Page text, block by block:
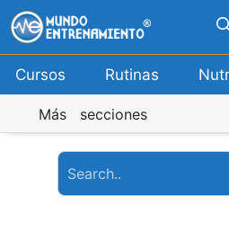
Saltar
al
contenido
Cursos Rutinas
Más secciones